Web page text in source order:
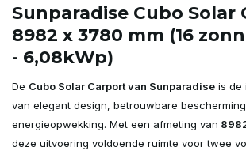
Sunparadise Cubo Solar
8982 x 3780 mm (16
- 6,08kWp)
De Cubo Solar Carport van Sunparadise is de
van elegant design, betrouwbare
energieopwekking. Met een afmeting van
deze uitvoering voldoende ruimte voor twee